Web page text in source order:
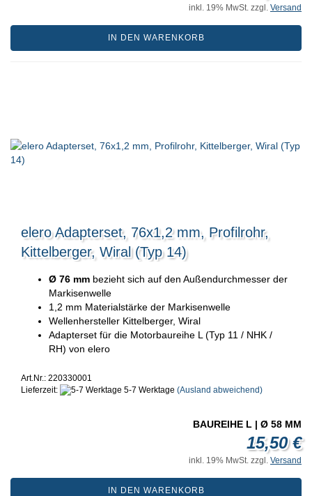
inkl. 19% MwSt. zzgl. Versand
IN DEN WARENKORB
elero Adapterset, 76x1,2 mm, Profilrohr,
Kittelberger, Wiral (Typ 14)
Ø 76 mm bezieht sich auf den Außendurchmesser der
Markisenwelle
1,2 mm Materialstärke der Markisenwelle
Wellenhersteller Kittelberger, Wiral
Adapterset für die Motorbaureihe L (Typ 11 / NHK /
RH) von elero
Art.Nr.: 220330001
Lieferzeit:
5-7 Werktage (Ausland abweichend)
BAUREIHE L | Ø 58 MM
15,50 €
inkl. 19% MwSt. zzgl. Versand
IN DEN WARENKORB